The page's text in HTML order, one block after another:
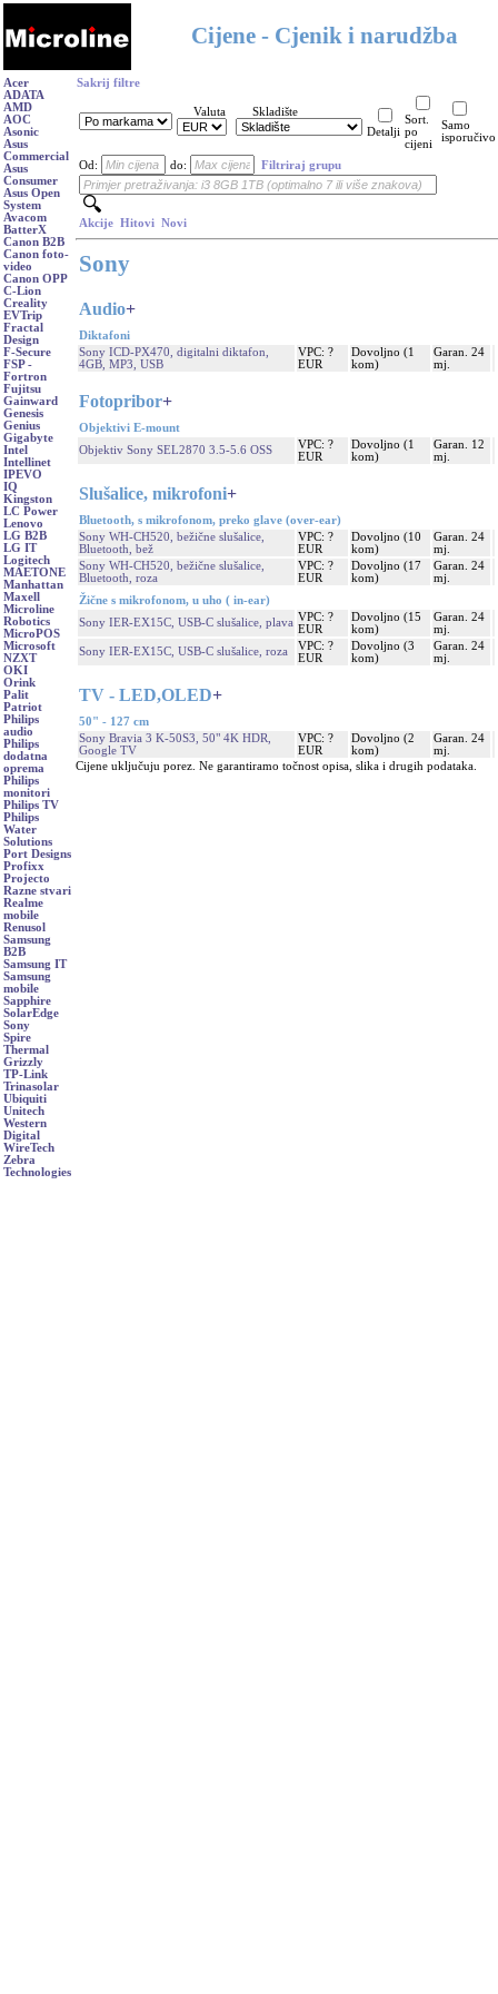
Cijene - Cjenik i narudžba
Acer
ADATA
AMD
AOC
Asonic
Asus
Commercial
Asus
Consumer
Asus Open
System
Avacom
BatterX
Canon B2B
Canon foto-
video
Canon OPP
C-Lion
Creality
EVTrip
Fractal
Design
F-Secure
FSP -
Fortron
Fujitsu
Gainward
Genesis
Genius
Gigabyte
Intel
Intellinet
IPEVO
IQ
Kingston
LC Power
Lenovo
LG B2B
LG IT
Logitech
MAETONE
Manhattan
Maxell
Microline
Robotics
MicroPOS
Microsoft
NZXT
OKI
Orink
Palit
Patriot
Philips
audio
Philips
dodatna
oprema
Philips
monitori
Philips TV
Philips
Water
Solutions
Port Designs
Profixx
Projecto
Razne stvari
Realme
mobile
Renusol
Samsung
B2B
Samsung IT
Samsung
mobile
Sapphire
SolarEdge
Sony
Spire
Thermal
Grizzly
TP-Link
Trinasolar
Ubiquiti
Unitech
Western
Digital
WireTech
Zebra
Technologies
Sakrij filtre
Valuta
Skladište
Detalji
Sort.
po
cijeni
Samo
isporučivo
Od: do: Filtriraj grupu
Akcije Hitovi Novi
Sony
Audio+
Diktafoni
Sony ICD-PX470, digitalni diktafon,
4GB, MP3, USB
VPC: ?
EUR
Dovoljno (1
kom)
Garan. 24
mj.
Fotopribor+
Objektivi E-mount
Objektiv Sony SEL2870 3.5-5.6 OSS
VPC: ?
EUR
Dovoljno (1
kom)
Garan. 12
mj.
Slušalice, mikrofoni+
Bluetooth, s mikrofonom, preko glave (over-ear)
Sony WH-CH520, bežične slušalice,
Bluetooth, bež
VPC: ?
EUR
Dovoljno (10
kom)
Garan. 24
mj.
Sony WH-CH520, bežične slušalice,
Bluetooth, roza
VPC: ?
EUR
Dovoljno (17
kom)
Garan. 24
mj.
Žične s mikrofonom, u uho ( in-ear)
Sony IER-EX15C, USB-C slušalice, plava VPC: ?
EUR
Dovoljno (15
kom)
Garan. 24
mj.
Sony IER-EX15C, USB-C slušalice, roza
VPC: ?
EUR
Dovoljno (3
kom)
Garan. 24
mj.
TV - LED,OLED+
50" - 127 cm
Sony Bravia 3 K-50S3, 50" 4K HDR,
Google TV
VPC: ?
EUR
Dovoljno (2
kom)
Garan. 24
mj.
Cijene uključuju porez. Ne garantiramo točnost opisa, slika i drugih podataka.